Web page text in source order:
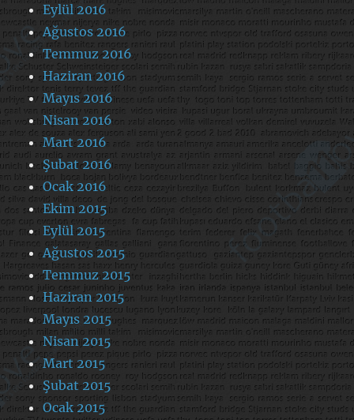
Eylül 2016
Ağustos 2016
Temmuz 2016
Haziran 2016
Mayıs 2016
Nisan 2016
Mart 2016
Şubat 2016
Ocak 2016
Ekim 2015
Eylül 2015
Ağustos 2015
Temmuz 2015
Haziran 2015
Mayıs 2015
Nisan 2015
Mart 2015
Şubat 2015
Ocak 2015